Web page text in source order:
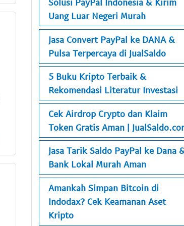
Solusi PayPal Indonesia & Kirim
Uang Luar Negeri Murah
Jasa Convert PayPal ke DANA &
Pulsa Terpercaya di JualSaldo
5 Buku Kripto Terbaik &
Rekomendasi Literatur Investasi
Cek Airdrop Crypto dan Klaim
Token Gratis Aman |
Jasa Tarik Saldo PayPal ke Dana
Bank Lokal Murah Aman
Amankah Simpan Bitcoin di
Indodax? Cek Keamanan Aset
Kripto